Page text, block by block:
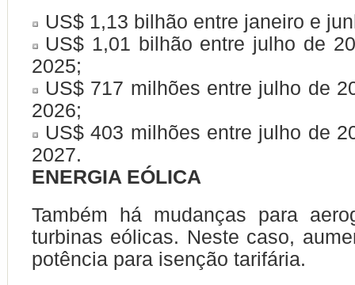
US$ 1,13 bilhão entre janeiro e
US$ 1,01 bilhão entre julho de
2025;
US$ 717 milhões entre julho de
2026;
US$ 403 milhões entre julho de
2027.
ENERGIA EÓLICA
Também há mudanças para
turbinas eólicas. Neste caso,
potência para isenção tarifária.